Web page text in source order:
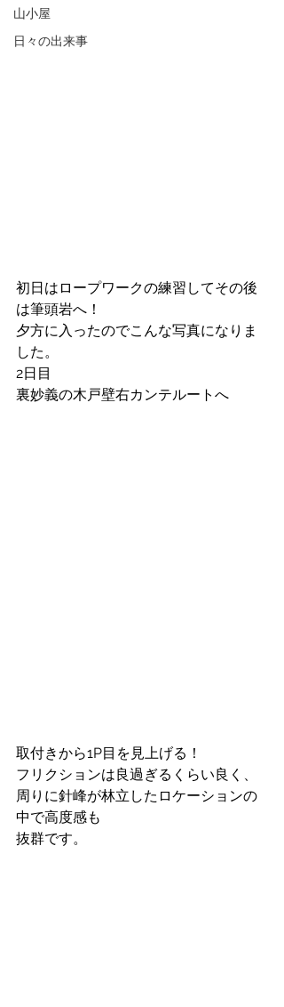
山小屋
日々の出来事
初日はロープワークの練習してその後
は筆頭岩へ！
夕方に入ったのでこんな写真になりま
した。
2日目
裏妙義の木戸壁右カンテルートへ
取付きから1P目を見上げる！
フリクションは良過ぎるくらい良く、
周りに針峰が林立したロケーションの
中で高度感も
抜群です。